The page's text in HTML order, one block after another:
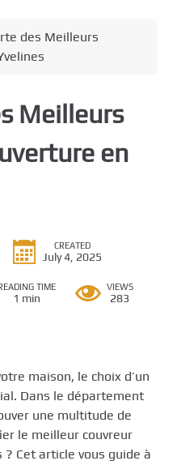
des Meilleurs
Meilleurs
en
CREATED
July 4, 2025
TIME
1 min
VIEWS
283
maison, le choix d’un
Dans le département
une multitude de
le meilleur couvreur
Cet article vous guide à